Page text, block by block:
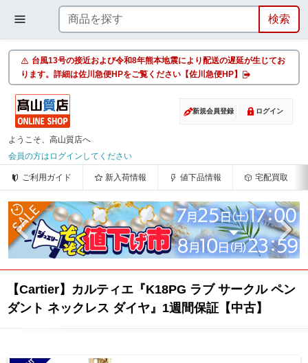
台風13号の接近および令和8年熊本地震により配送の遅延が生じてお
ります。詳細は佐川急便HPをご覧ください【佐川急便HP】
新規会員登録 ログイン
ようこそ、高山質店へ
会員の方はログインしてください
ご利用ガイド 新入荷情報 値下品情報 宅配買取
【Cartier】カルティエ『K18PG ラブ サークル ペン
ダント ネックレス ダイヤ』1週間保証【中古】